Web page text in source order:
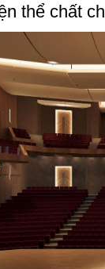
thể chất